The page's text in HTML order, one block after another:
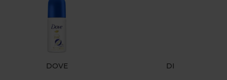
DOVE DI